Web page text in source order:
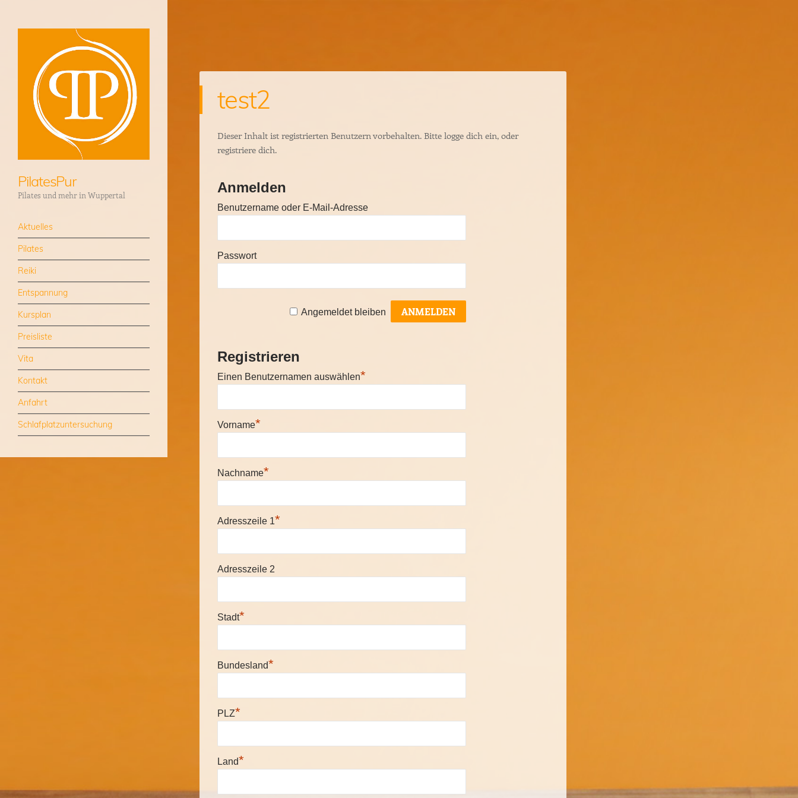
PilatesPur
Pilates und mehr in Wuppertal
Menü
Zum Inhalt springen
Aktuelles
Pilates
Reiki
Entspannung
Kursplan
Preisliste
Vita
Kontakt
Anfahrt
Schlafplatzuntersuchung
test2
Dieser Inhalt ist registrierten Benutzern vorbehalten. Bitte logge dich ein, oder
registriere dich.
Anmelden
Benutzername oder E-Mail-Adresse
Passwort
Angemeldet bleiben
Registrieren
Einen Benutzernamen auswählen*
Vorname*
Nachname*
Adresszeile 1*
Adresszeile 2
Stadt*
Bundesland*
PLZ*
Land*